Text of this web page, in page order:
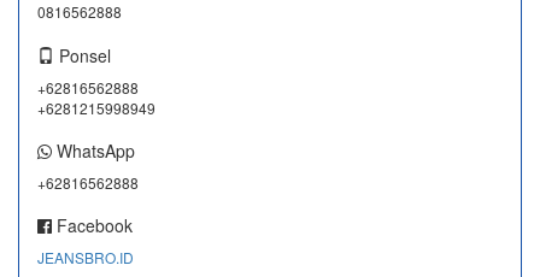
0816562888
Ponsel
+62816562888
+6281215998949
WhatsApp
+62816562888
Facebook
JEANSBRO.ID